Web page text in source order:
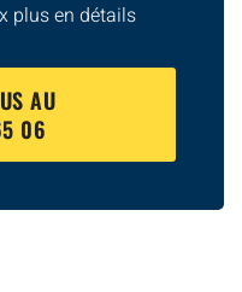
plus en détails
AU
06